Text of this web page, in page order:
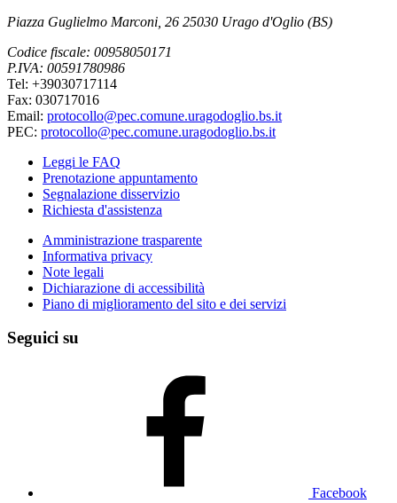
Piazza Guglielmo Marconi, 26 25030 Urago d'Oglio (BS)
Codice fiscale: 00958050171
P.IVA: 00591780986
Tel: +39030717114
Fax: 030717016
Email: protocollo@pec.comune.uragodoglio.bs.it
PEC: protocollo@pec.comune.uragodoglio.bs.it
Leggi le FAQ
Prenotazione appuntamento
Segnalazione disservizio
Richiesta d'assistenza
Amministrazione trasparente
Informativa privacy
Note legali
Dichiarazione di accessibilità
Piano di miglioramento del sito e dei servizi
Seguici su
Facebook